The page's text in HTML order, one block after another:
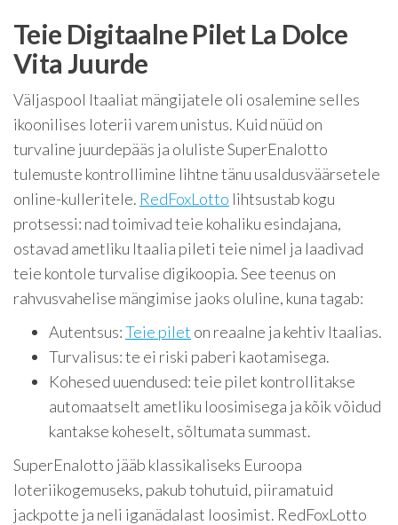
Teie Digitaalne Pilet La Dolce
Vita Juurde
Väljaspool Itaaliat mängijatele oli osalemine selles
ikoonilises loterii varem unistus. Kuid nüüd on
turvaline juurdepääs ja oluliste SuperEnalotto
tulemuste kontrollimine lihtne tänu usaldusväärsetele
online-kulleritele. RedFoxLotto lihtsustab kogu
protsessi: nad toimivad teie kohaliku esindajana,
ostavad ametliku Itaalia pileti teie nimel ja laadivad
teie kontole turvalise digikoopia. See teenus on
rahvusvahelise mängimise jaoks oluline, kuna tagab:
Autentsus:Teie pilet on reaalne ja kehtiv Itaalias.
Turvalisus: te ei riski paberi kaotamisega.
Kohesed uuendused: teie pilet kontrollitakse
automaatselt ametliku loosimisega ja kõik võidud
kantakse koheselt, sõltumata summast.
SuperEnalotto jääb klassikaliseks Euroopa
loteriikogemuseks, pakub tohutuid, piiramatuid
jackpotte ja neli iganädalast loosimist. RedFoxLotto